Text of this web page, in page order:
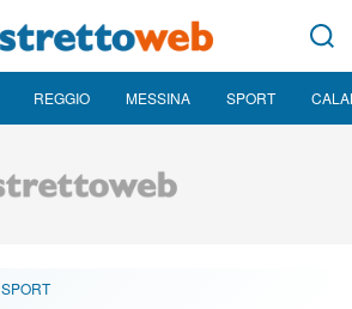
REGGIO MESSINA SPORT
SPORT